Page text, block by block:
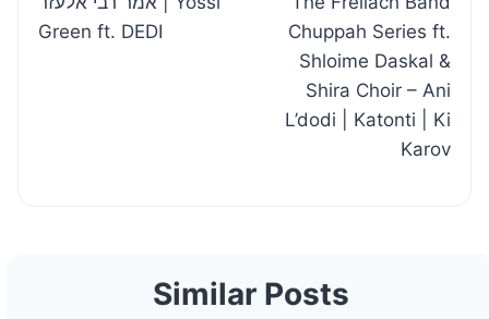
navigation
Green ft. DEDI
Chuppah Series ft.
Shloime Daskal &
Shira Choir – Ani
L’dodi | Katonti | Ki
Karov
Similar Posts